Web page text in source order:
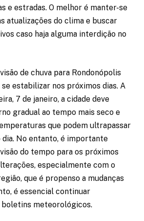
e estradas. O melhor é manter-se
atualizações do clima e buscar
caso haja alguma interdição no
de chuva para Rondonópolis
se estabilizar nos próximos dias. A
7 de janeiro, a cidade deve
gradual ao tempo mais seco e
que podem ultrapassar
dia. No entanto, é importante
do tempo para os próximos
especialmente com o
que é propenso a mudanças
é essencial continuar
boletins meteorológicos.